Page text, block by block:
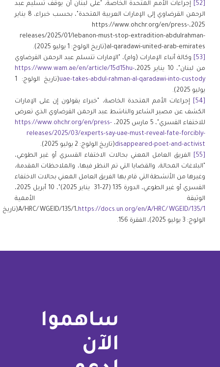
[52]
إجراءات الأمم المتحدة الخاصة، "على لبنان أن يوقف تسليم عبد
الرحمن القرضاوي إلى الإمارات العربية المتحدة"، بحسب خبراء، 8 يناير
2025،https://www.ohchr.org/en/press-
releases/2025/01/lebanon-must-stop-extradition-abdulrahman-
al-qaradawi-united-arab-emirates(تاريخ الولوج: 1 يوليو 2025).
[53]
وكالة أنباء الإمارات (وام)، "الإمارات تتسلم عبد الرحمن القرضاوي
من لبنان"، 10 يناير 2025،
https://www.wam.ae/en/article/15d15hu-
uae-takes-abdul-rahman-al-qaradawi-into-custody
(تاريخ الولوج: 1
يوليو 2025).
[54]
إجراءات الأمم المتحدة الخاصة، "خبراء يقولون إن على الإمارات
الكشف عن مصير الشاعر والناشط عبد الرحمن القرضاوي الذي تعرض
للاختفاء القسري"، 5 مارس 2025،
https://www.ohchr.org/en/press-
releases/2025/03/experts-say-uae-must-reveal-fate-forcibly-
disappeared-poet-and-activist(تاريخ الولوج: 2 يوليو 2025).
[55]
الفريق العامل المعني بحالات الاختفاء القسري أو غير الطوعي،
"البلاغات المحالة، والقضايا التي تم النظر فيها، والملاحظات المقدمة،
وغيرها من الأنشطة التي قام بها الفريق العامل المعني بحالات الاختفاء
القسري أو غير الطوعي، الدورة 135 (27–31 يناير 2025)"، 10 أبريل 2025،
الوثيقة الأممية
A/HRC/WGEID/135/1،https://docs.un.org/en/A/HRC/WGEID/135/1
(تاريخ
الولوج: 3 يوليو 2025)، الفقرة 156.
ساهموا
الآن